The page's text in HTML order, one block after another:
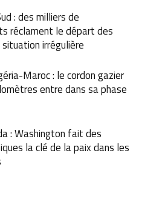
: des milliers de
réclament le départ des
irrégulière
Maroc : le cordon gazier
entre dans sa phase
: Washington fait des
la clé de la paix dans les